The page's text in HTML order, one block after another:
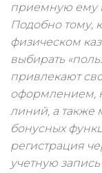
приемную ему
Подобно тому,
физическом
выбирать
привлекают
оформлением,
линий, а также
бонусных
регистрация
учетную